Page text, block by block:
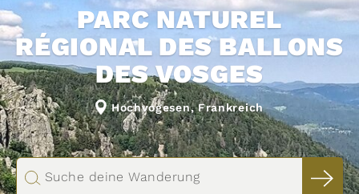
PARC NATUREL
RÉGIONAL DES BALLONS
DES VOSGES
Hochvogesen, Frankreich
Suche deine Wanderung
Raster
Distanz km
Höhenmeter
Höhenmeter
Schwierigkeit
leicht
moderat
schwer
Eigenschaften